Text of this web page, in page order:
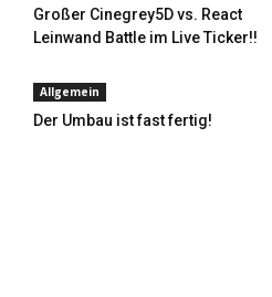
Großer Cinegrey5D vs. React
Leinwand Battle im Live Ticker!!
Allgemein
Der Umbau ist fast fertig!